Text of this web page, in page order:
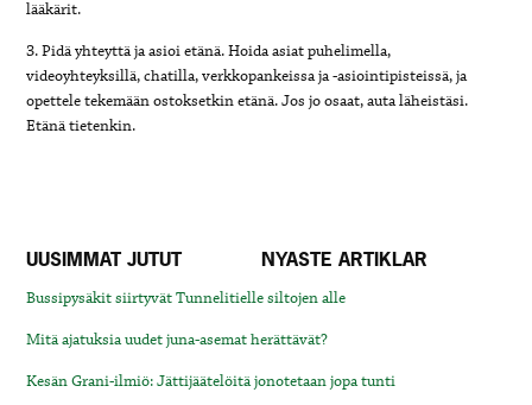
lääkärit.
3. Pidä yhteyttä ja asioi etänä. Hoida asiat puhelimella,
videoyhteyksillä, chatilla, verkkopankeissa ja -asiointipisteissä, ja
opettele tekemään ostoksetkin etänä. Jos jo osaat, auta läheistäsi.
Etänä tietenkin.
UUSIMMAT JUTUT NYASTE ARTIKLAR
Bussipysäkit siirtyvät Tunnelitielle siltojen alle
Mitä ajatuksia uudet juna-asemat herättävät?
Kesän Grani-ilmiö: Jättijäätelöitä jonotetaan jopa tunti